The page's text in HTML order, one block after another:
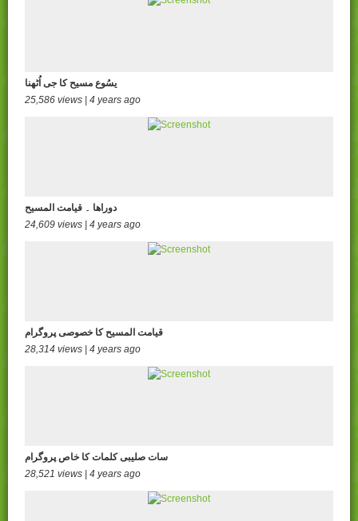
یسُوع مسیح کا جی اُٹھنا
25,586 views | 4 years ago
دوراھا ۔ قیامت المسیح
24,609 views | 4 years ago
قیامت المسیح کا خصوصی پروگرام
28,314 views | 4 years ago
سات صلیبی کلمات کا خاص پروگرام
28,521 views | 4 years ago